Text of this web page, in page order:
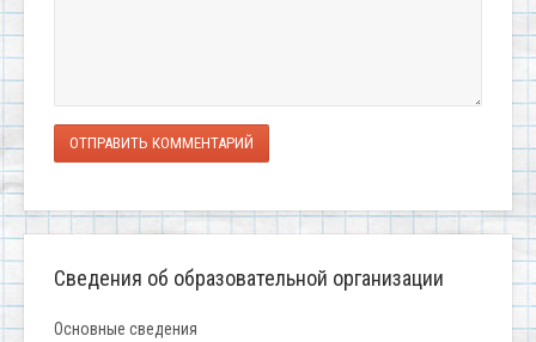
ОТПРАВИТЬ КОММЕНТАРИЙ
Сведения об образовательной организации
Основные сведения